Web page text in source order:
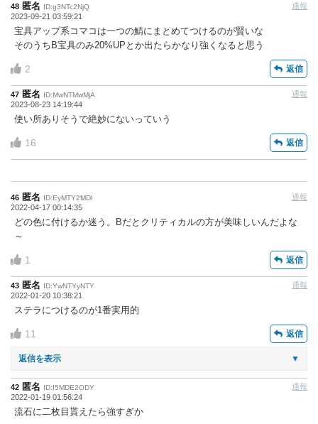
48 匿名 ID:g3NTc2NjQ
2023-09-21 03:59:21
通報
宝具アップ系コマコは一つの鯖にまとめてつけるのが賢いな
そのうちB宝具のみ20%UPとか出たらかなり強くなると思う
2 返信
47 匿名 ID:MwNTMwMjA
2023-08-23 14:19:44
通報
使い所ありそうで絶妙にないっていう
16 返信
46 匿名 ID:EyMTY2MDI
2022-04-17 00:14:35
通報
どの色に付けるか迷う。Bだとクリティカルの方が美味しいんだよな
～
1 返信
43 匿名 ID:YwNTYyNTY
2022-01-20 10:38:21
通報
ステラにつけるのが1番実用的
11 返信
返信を表示 ▼
42 匿名 ID:I5MDE2ODY
2022-01-19 01:56:24
通報
流石に二枚目貰えたら強すぎか